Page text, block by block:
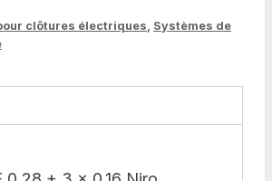
clôtures électriques, Systèmes de